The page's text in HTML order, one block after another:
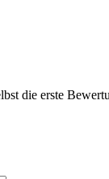
die erste